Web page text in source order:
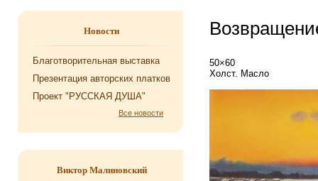
Новости
Благотворительная выставка
Презентация авторских платков
Проект "РУССКАЯ ДУША"
Все новости
Виктор Малиновский
50×60
Холст. Масло